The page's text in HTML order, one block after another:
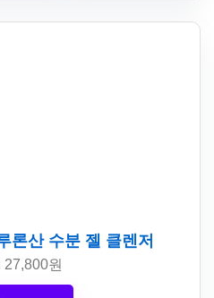
론산 수분 젤 클렌저
27,800원